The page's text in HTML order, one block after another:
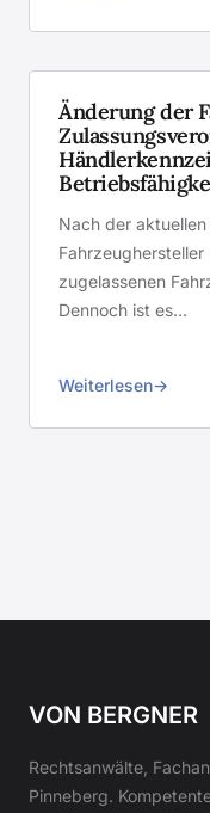
Änderung der
Nach der
zugelassenen
Dennoch ist es…
Weiterlesen
VON BERGNER
Rechtsanwälte,
Pinneberg.